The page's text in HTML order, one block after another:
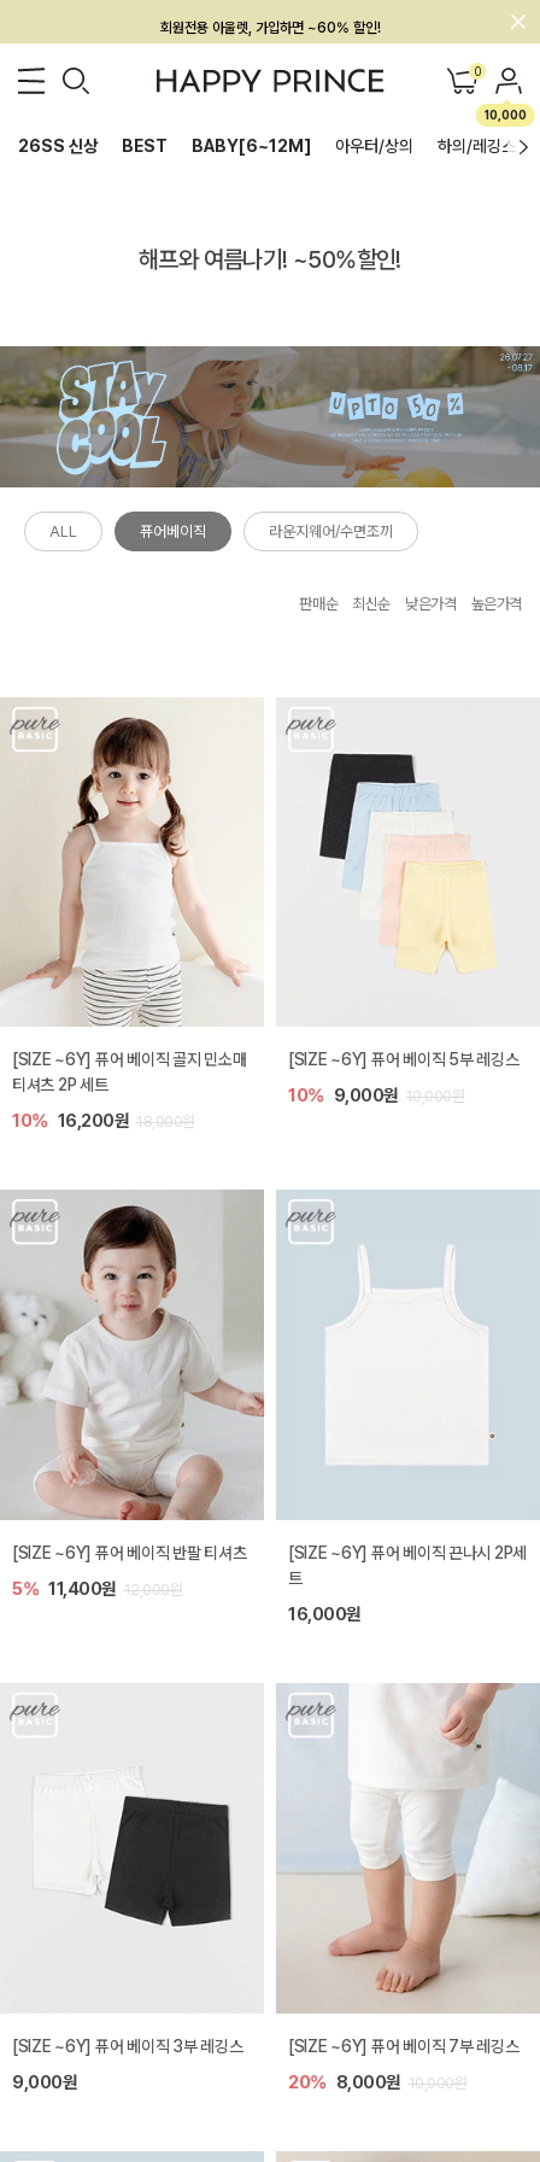
회원전용 아울렛, 가입하면 ~60% 할인!
멤버십 최대 28,000원 혜택 0
10,000
26SS 신상 BEST BABY[6~12M] 아우터/상의 하의/레깅스
해프와 여름나기! ~50%할인!
ALL 퓨어베이직 라운지웨어/수면조끼
판매순 최신순 낮은가격 높은가격
[SIZE ~6Y] 퓨어 베이직 골지 민소매
티셔츠 2P 세트
10% 16,200원 18,000원
[SIZE ~6Y] 퓨어 베이직 5부 레깅스
10% 9,000원 10,000원
[SIZE ~6Y] 퓨어 베이직 반팔 티셔츠
5% 11,400원 12,000원
[SIZE ~6Y] 퓨어 베이직 끈나시 2P세
트
16,000원
[SIZE ~6Y] 퓨어 베이직 3부 레깅스
9,000원
[SIZE ~6Y] 퓨어 베이직 7부 레깅스
20% 8,000원 10,000원